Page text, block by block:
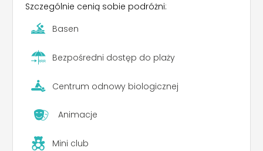
Szczególnie cenią sobie podróżni:
Basen
Bezpośredni dostęp do plaży
Centrum odnowy biologicznej
Animacje
Mini club